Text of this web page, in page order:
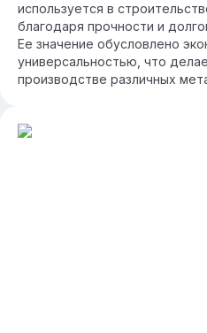
используется в
благодаря прочности и
Ее значение обусловлено
универсальностью, что
производстве различных